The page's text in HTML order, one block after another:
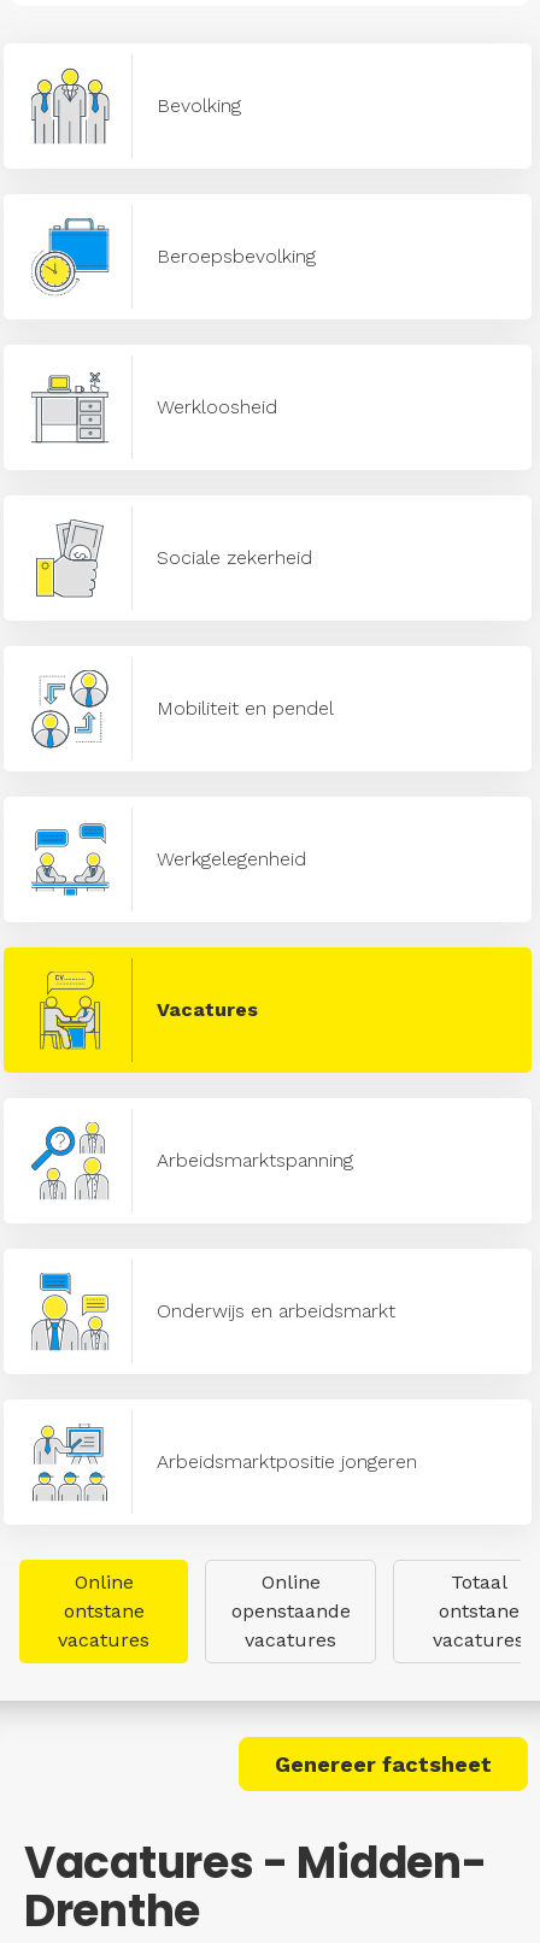
Bevolking
Beroepsbevolking
Werkloosheid
Sociale zekerheid
Mobiliteit en pendel
Werkgelegenheid
Vacatures
Arbeidsmarktspanning
Onderwijs en arbeidsmarkt
Arbeidsmarktpositie jongeren
Online
ontstane
vacatures
Online
openstaande
vacatures
Totaal
ontstane
vacatures
Genereer factsheet
Vacatures - Midden-
Drenthe